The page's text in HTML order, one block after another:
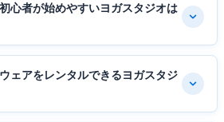
心者が始めやすいヨガスタジオは
ェアをレンタルできるヨガスタジ